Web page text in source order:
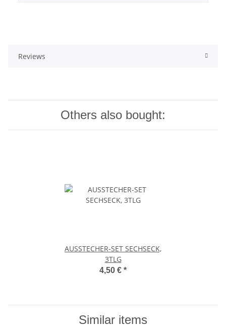
Reviews
Others also bought:
AUSSTECHER-SET SECHSECK,
3TLG
4,50 € *
Similar items